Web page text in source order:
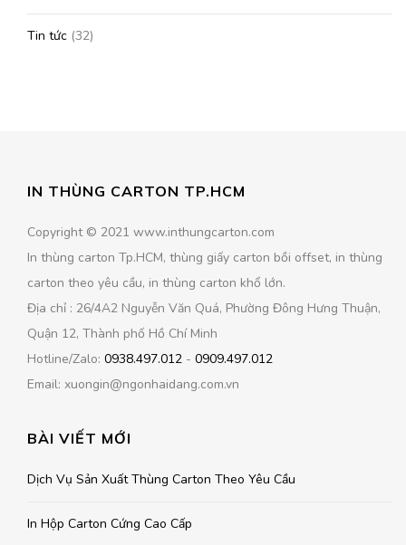
Tin tức (32)
IN THÙNG CARTON TP.HCM
Copyright © 2021 www.inthungcarton.com
In thùng carton Tp.HCM, thùng giấy carton bồi offset, in thùng
carton theo yêu cầu, in thùng carton khổ lớn.
Địa chỉ : 26/4A2 Nguyễn Văn Quá, Phường Đông Hưng Thuận,
Quận 12, Thành phố Hồ Chí Minh
Hotline/Zalo: 0938.497.012 - 0909.497.012
Email: xuongin@ngonhaidang.com.vn
BÀI VIẾT MỚI
Dịch Vụ Sản Xuất Thùng Carton Theo Yêu Cầu
In Hộp Carton Cứng Cao Cấp